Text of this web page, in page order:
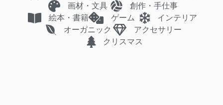
画材・文具
創作・手仕事
絵本・書籍
ゲーム
インテリア
オーガニック
アクセサリー
クリスマス